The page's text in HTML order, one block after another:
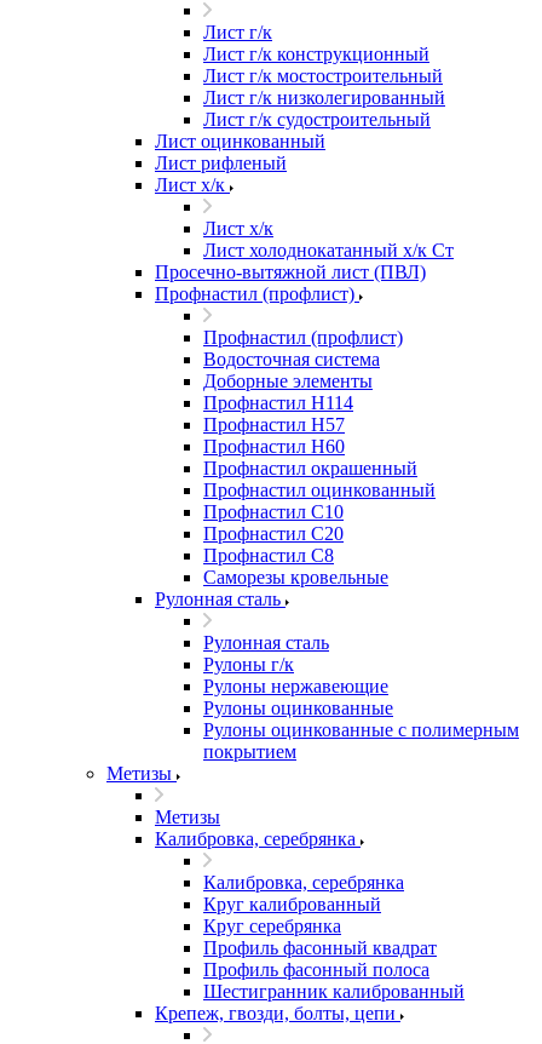
Лист г/к
Лист г/к конструкционный
Лист г/к мостостроительный
Лист г/к низколегированный
Лист г/к судостроительный
Лист оцинкованный
Лист рифленый
Лист х/к
Лист х/к
Лист холоднокатанный х/к Ст
Просечно-вытяжной лист (ПВЛ)
Профнастил (профлист)
Профнастил (профлист)
Водосточная система
Доборные элементы
Профнастил Н114
Профнастил Н57
Профнастил Н60
Профнастил окрашенный
Профнастил оцинкованный
Профнастил С10
Профнастил С20
Профнастил С8
Саморезы кровельные
Рулонная сталь
Рулонная сталь
Рулоны г/к
Рулоны нержавеющие
Рулоны оцинкованные
Рулоны оцинкованные с полимерным
покрытием
Метизы
Метизы
Калибровка, серебрянка
Калибровка, серебрянка
Круг калиброванный
Круг серебрянка
Профиль фасонный квадрат
Профиль фасонный полоса
Шестигранник калиброванный
Крепеж, гвозди, болты, цепи